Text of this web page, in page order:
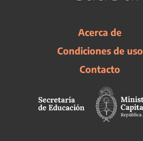
Acerca de
Condiciones de uso
Contacto